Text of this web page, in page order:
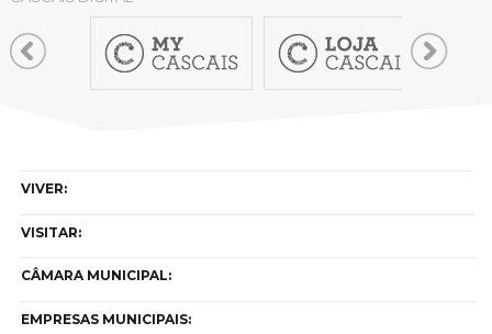
VIVER:
VISITAR:
CÂMARA MUNICIPAL:
EMPRESAS MUNICIPAIS: